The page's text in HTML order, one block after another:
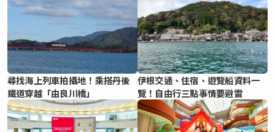
尋找海上列車拍攝地！乘搭丹後
鐵道穿越「由良川橋」
伊根交通、住宿、遊覽船資料一
覽！自由行三點事情要避雷